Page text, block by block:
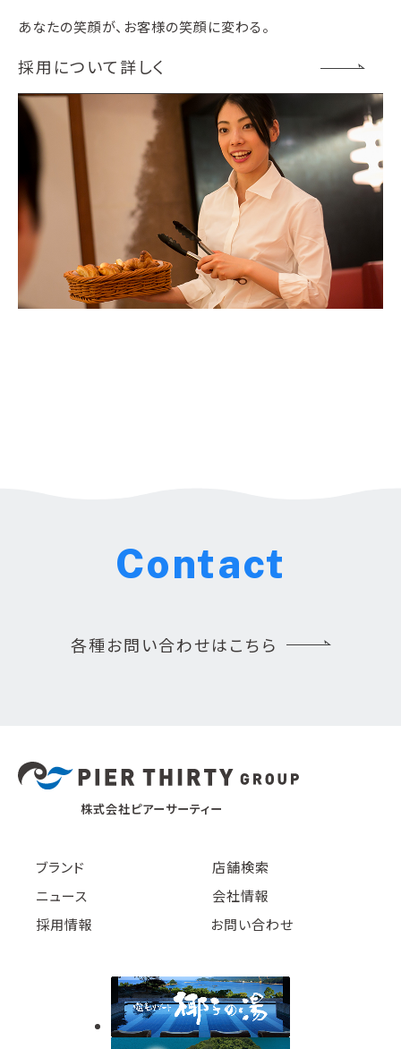
あなたの笑顔が、お客様の笑顔に変わる。
採用について詳しく
Contact
各種お問い合わせはこちら
株式会社ピアーサーティー
ブランド
店舗検索
ニュース
会社情報
採用情報
お問い合わせ